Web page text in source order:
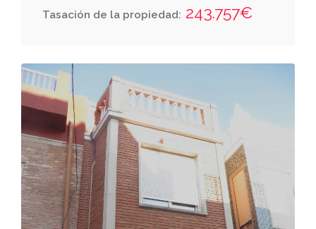
Tasación de la propiedad: 243.757€